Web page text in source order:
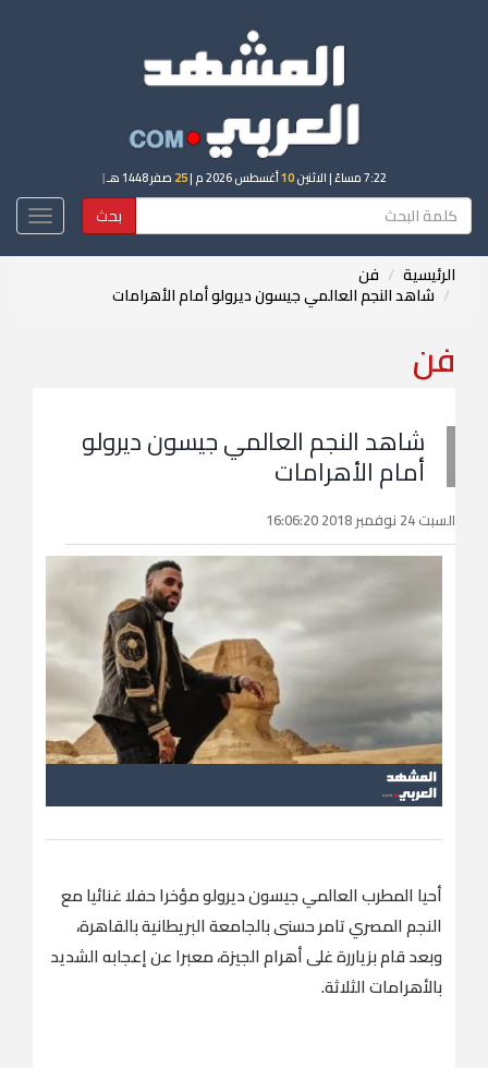
7:22 مساءً | الاثنين10أغسطس 2026 م | 25 صفر 1448 هـ |
بحث
الرئيسية فن
شاهد النجم العالمي جيسون ديرولو أمام الأهرامات
فن
شاهد النجم العالمي جيسون ديرولو
أمام الأهرامات
السبت 24 نوفمبر 2018 16:06:20
أحيا المطرب العالمي جيسون ديرولو مؤخرا حفلا غنائيا مع
النجم المصري تامر حسنى بالجامعة البريطانية بالقاهرة،
وبعد قام بزياررة غلى أهرام الجيزة، معبرا عن إعجابه الشديد
بالأهرامات الثلاثة.